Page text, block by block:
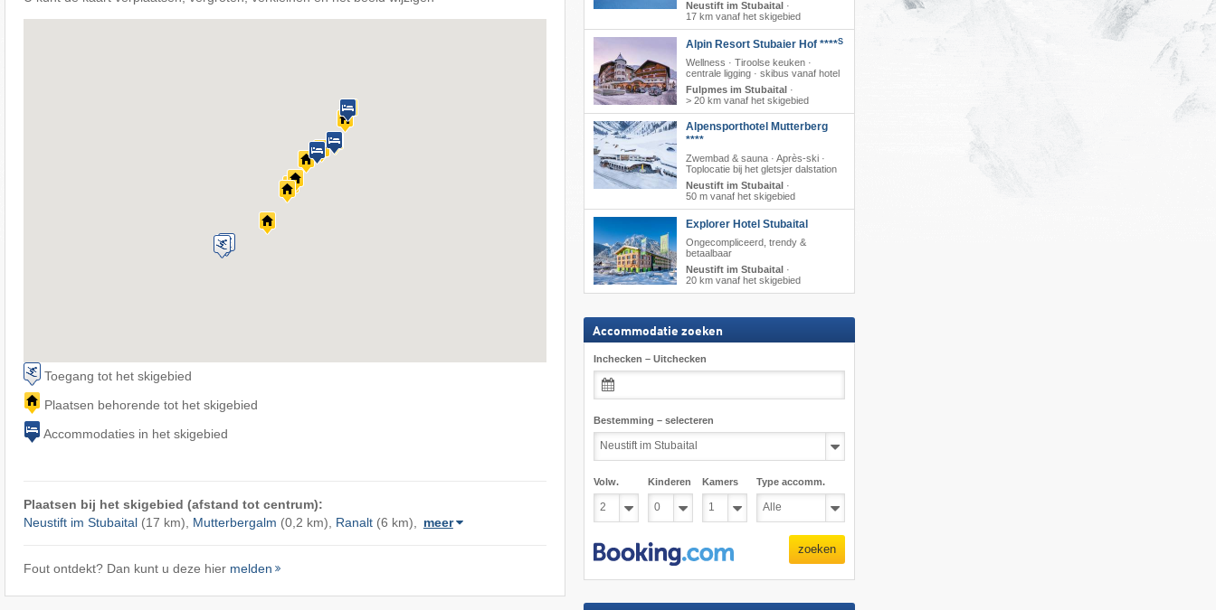
Toegang tot het skigebied
Plaatsen behorende tot het skigebied
Accommodaties in het skigebied
Plaatsen bij het skigebied (afstand tot centrum):
Neustift im Stubaital(17 km), Mutterbergalm (0,2 km), Ranalt(6 km), meer
Fout ontdekt? Dan kunt u deze hier melden
Neustift im Stubaital·
17 km vanaf het skigebied
Alpin Resort Stubaier Hof ****S
Wellness · Tiroolse keuken ·
centrale ligging · skibus vanaf hotel
Fulpmes im Stubaital·
> 20 km vanaf het skigebied
Alpensporthotel Mutterberg
****
Zwembad & sauna · Après-ski ·
Toplocatie bij het gletsjer dalstation
Neustift im Stubaital·
50 m vanaf het skigebied
Explorer Hotel Stubaital
Ongecompliceerd, trendy &
betaalbaar
Neustift im Stubaital·
20 km vanaf het skigebied
Accommodatie zoeken
Inchecken – Uitchecken
Bestemming – selecteren
Volw. Kinderen Kamers Type accomm.
zoeken